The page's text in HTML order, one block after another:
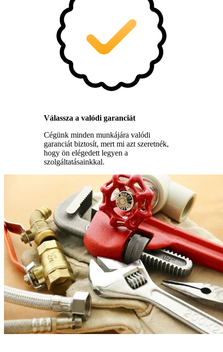
Válassza a valódi garanciát
Cégünk minden munkájára valódi
garanciát biztosít, mert mi azt szeretnék,
hogy ön elégedett legyen a
szolgáltatásainkkal.